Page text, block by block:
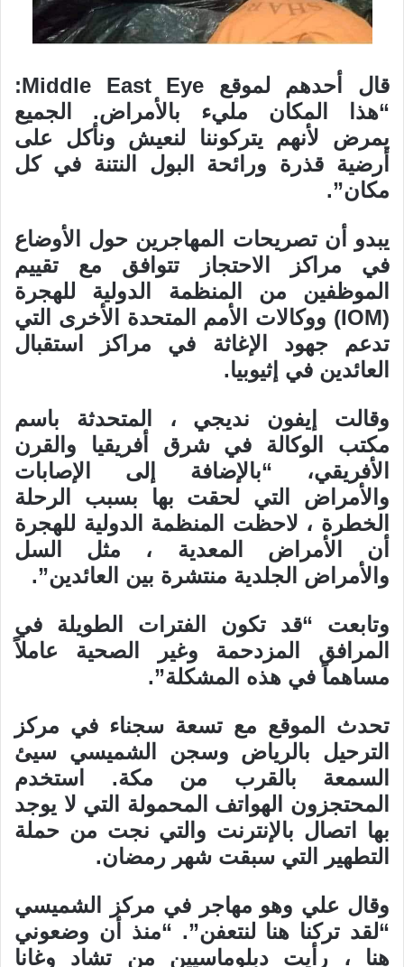
قال أحدهم لموقع Middle East Eye:
“هذا المكان مليء بالأمراض. الجميع
يمرض لأنهم يتركوننا لنعيش ونأكل على
أرضية قذرة ورائحة البول النتنة في كل
مكان”.
يبدو أن تصريحات المهاجرين حول الأوضاع
في مراكز الاحتجاز تتوافق مع تقييم
الموظفين من المنظمة الدولية للهجرة
(IOM) ووكالات الأمم المتحدة الأخرى التي
تدعم جهود الإغاثة في مراكز استقبال
العائدين في إثيوبيا.
وقالت إيفون نديجي ، المتحدثة باسم
مكتب الوكالة في شرق أفريقيا والقرن
الأفريقي، “بالإضافة إلى الإصابات
والأمراض التي لحقت بها بسبب الرحلة
الخطرة ، لاحظت المنظمة الدولية للهجرة
أن الأمراض المعدية ، مثل السل
والأمراض الجلدية منتشرة بين العائدين”.
وتابعت “قد تكون الفترات الطويلة في
المرافق المزدحمة وغير الصحية عاملاً
مساهماً في هذه المشكلة”.
تحدث الموقع مع تسعة سجناء في مركز
الترحيل بالرياض وسجن الشميسي سيئ
السمعة بالقرب من مكة. استخدم
المحتجزون الهواتف المحمولة التي لا يوجد
بها اتصال بالإنترنت والتي نجت من حملة
التطهير التي سبقت شهر رمضان.
وقال علي وهو مهاجر في مركز الشميسي
“لقد تركنا هنا لنتعفن”. “منذ أن وضعوني
هنا ، رأيت دبلوماسيين من تشاد وغانا